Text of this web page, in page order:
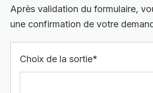
Après validation du formulaire,
une confirmation de votre
Choix de la sortie*